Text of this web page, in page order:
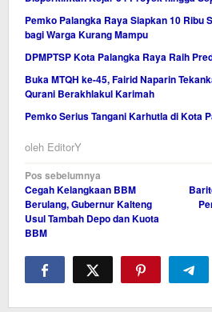
Pemko Palangka Raya Siapkan 10 Ribu
bagi Warga Kurang Mampu
DPMPTSP Kota Palangka Raya Raih
Buka MTQH ke-45, Fairid Naparin
Qurani Berakhlakul Karimah
Pemko Serius Tangani Karhutla di Kota
oleh EditorY
Navigasi
pos
Pos sebelumnya
Cegah Kelangkaan BBM
Berulang, Gubernur Kalteng
Usul Tambah Depo dan Kuota
BBM